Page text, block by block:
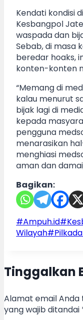
Kendati kondisi
Kesbangpol
waspada dan
Sebab, di masa
beredar hoaks,
konten-konten
“Memang di
kalau menurut
bijak lagi di
kepada
pengguna
menarasikan
menghiasi
aman dan
Bagikan:
Post
Tags:
#Ampuh.id#
Wilayah#
Tinggalkan
Alamat email Anda
yang wajib ditandai